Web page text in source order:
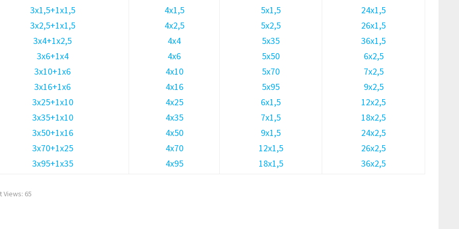
3х1,5+1х1,5
3х2,5+1х1,5
3х4+1х2,5
3х6+1х4
3х10+1х6
3х16+1х6
3х25+1х10
3х35+1х10
3х50+1х16
3х70+1х25
3х95+1х35
4х1,5
4х2,5
4х4
4х6
4х10
4х16
4х25
4х35
4х50
4х70
4х95
5х1,5
5х2,5
5х35
5х50
5х70
5х95
6х1,5
7х1,5
9х1,5
12х1,5
18х1,5
24х1,5
26х1,5
36х1,5
6х2,5
7х2,5
9х2,5
12х2,5
18х2,5
24х2,5
26х2,5
36х2,5
Views: 65